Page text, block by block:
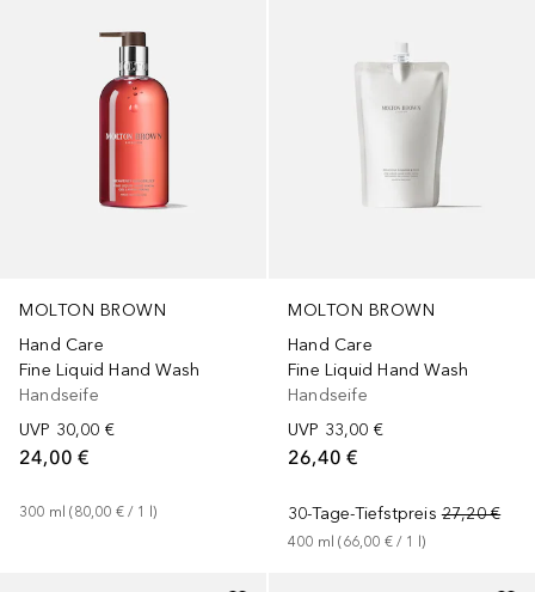
MOLTON BROWN
Hand Care
Fine Liquid Hand Wash
Handseife
UVP 30,00 €
24,00 €
300 ml (80,00 € / 1 l)
MOLTON BROWN
Hand Care
Fine Liquid Hand Wash
Handseife
UVP 33,00 €
26,40 €
30-Tage-Tiefstpreis 27,20 €
400 ml (66,00 € / 1 l)